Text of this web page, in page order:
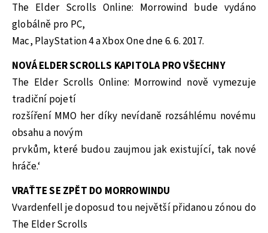
The Elder Scrolls Online: Morrowind bude vydáno
globálně pro PC,
Mac, PlayStation 4 a Xbox One dne 6. 6. 2017.
NOVÁ ELDER SCROLLS KAPITOLA PRO VŠECHNY
The Elder Scrolls Online: Morrowind nově vymezuje
tradiční pojetí
rozšíření MMO her díky nevídaně rozsáhlému novému
obsahu a novým
prvkům, které budou zaujmou jak existující, tak nové
hráče.‘
VRAŤTE SE ZPĚT DO MORROWINDU
Vvardenfell je doposud tou největší přidanou zónou do
The Elder Scrolls